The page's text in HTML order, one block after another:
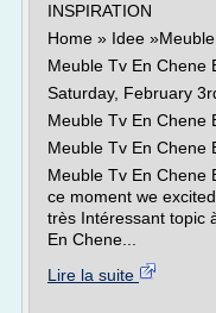
INSPIRATION
Home » Idee
Meuble Tv En Chene
Saturday, February
Meuble Tv En Chene
Meuble Tv En Chene
Meuble Tv En Chene
ce moment we
très Intéressant topic
En Chene...
Lire la suite